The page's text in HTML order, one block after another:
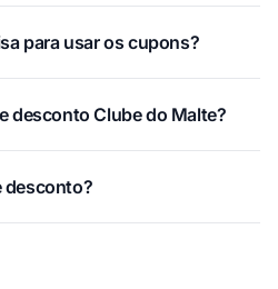
para usar os cupons?
desconto Clube do Malte?
desconto?